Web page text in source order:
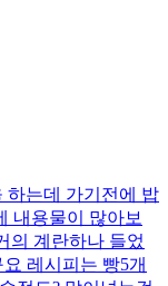
하는데 가기전에 밥
내용물이 많아보
의 계란하나 들었
레시피는 빵5개